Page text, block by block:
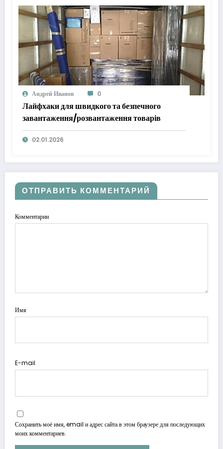
Андрей Иванов 0
Лайфхаки для швидкого та безпечного
завантаження/розвантаження товарів
02.01.2026
ОТПРАВИТЬ КОММЕНТАРИЙ
Комментарии
Имя
E-mail
Сохранить моё имя, email и адрес сайта в этом браузере для последующих
моих комментариев.